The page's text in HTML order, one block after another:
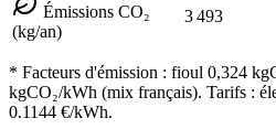
Émissions CO₂
(kg/an)
3 493
* Facteurs d'émission : fioul 0,324
kgCO₂/kWh (mix français). Tarifs :
0.1144 €/kWh.